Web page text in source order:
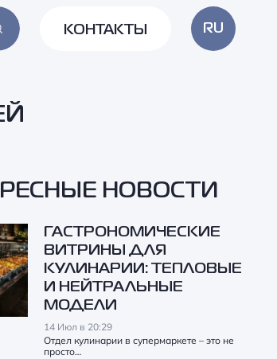
КОНТАКТЫ RU
НОВОСТИ
ГАСТРОНОМИЧЕСКИЕ
ВИТРИНЫ ДЛЯ
КУЛИНАРИИ: ТЕПЛОВЫЕ
И НЕЙТРАЛЬНЫЕ
МОДЕЛИ
14 Июл в 20:29
Отдел кулинарии в супермаркете – это не
просто…